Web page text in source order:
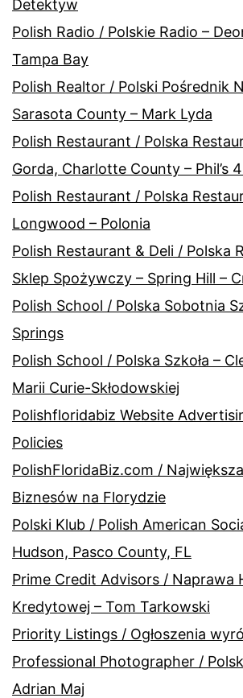
Detektyw
Polish Radio / Polskie Radio –
Tampa Bay
Polish Realtor / Polski Pośrednik
Sarasota County – Mark Lyda
Polish Restaurant / Polska
Gorda, Charlotte County – Phil’s
Polish Restaurant / Polska
Longwood – Polonia
Polish Restaurant & Deli / Polska
Sklep Spożywczy – Spring Hill –
Polish School / Polska Sobotnia
Springs
Polish School / Polska Szkoła –
Marii Curie-Skłodowskiej
Polishfloridabiz Website
Policies
PolishFloridaBiz.com /
Biznesów na Florydzie
Polski Klub / Polish American
Hudson, Pasco County, FL
Prime Credit Advisors / Naprawa
Kredytowej – Tom Tarkowski
Priority Listings / Ogłoszenia
Professional Photographer /
Adrian Maj